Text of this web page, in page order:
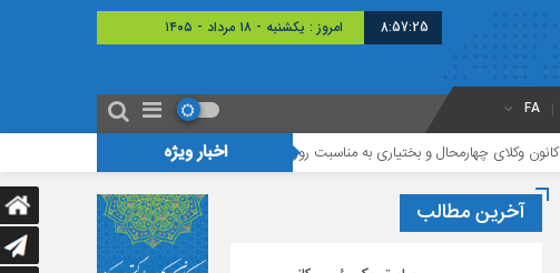
8:57:25 امروز : یکشنبه - ۱۸ مرداد - ۱۴۰۵
FA
اخبار ویژه و بختیاری به مناسبت روز خبرنگار پیام تبریک رئیس کانون وکلای همدان به
آخرین مطالب